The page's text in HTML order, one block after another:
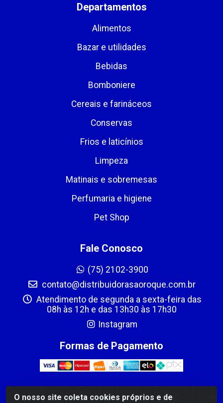
O nosso site coleta cookies próprios e de
Departamentos
Alimentos
Bazar e utilidades
Bebidas
Bomboniere
Cereais e farináceos
Conservas
Frios e laticínios
Limpeza
Matinais e sobremesas
Perfumaria e higiene
Pet Shop
Fale Conosco
(75) 2102-3900
contato@distribuidorasaoroque.com.br
Atendimento de segunda a sexta-feira das
08h às 12h e das 13h30 às 17h30
Instagram
Formas de Pagamento